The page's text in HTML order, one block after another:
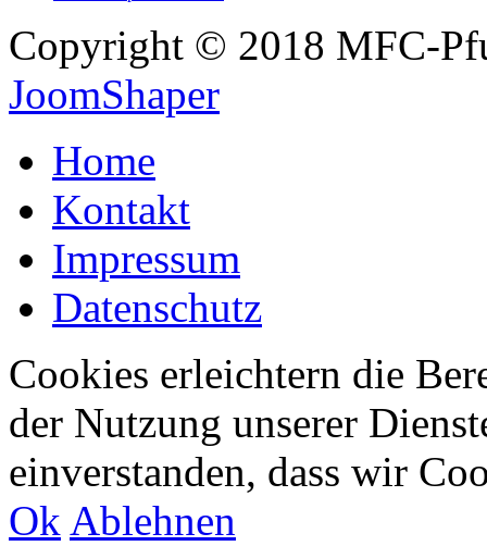
Copyright © 2018 MFC-
JoomShaper
Home
Kontakt
Impressum
Datenschutz
Cookies erleichtern die
der Nutzung unserer
einverstanden, dass wir
Ok Ablehnen